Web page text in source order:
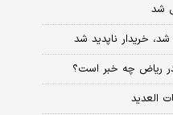
شد
ریاض چه خبر است؟